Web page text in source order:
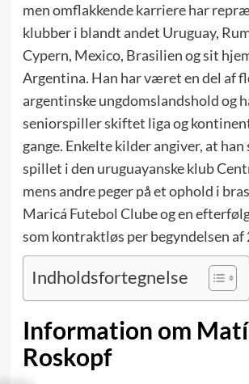
men omflakkende karriere har
klubber i blandt andet Uruguay,
Cypern, Mexico, Brasilien og sit
Argentina. Han har været en del af
argentinske ungdomslandshold og
seniorspiller skiftet liga og
gange. Enkelte kilder angiver, at han
spillet i den uruguayanske klub
mens andre peger på et ophold i
Maricá Futebol Clube og en
som kontraktløs per begyndelsen af
Indholdsfortegnelse
Information om
Roskopf